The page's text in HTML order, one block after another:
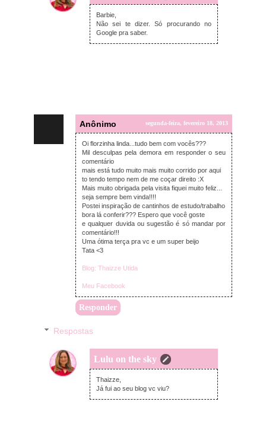
terça-feira, fevereiro 19, 2013
Barbie,
Não sei te dizer. Só procurando no
Google pra saber.
Anônimo segunda-feira, fevereiro 18, 2013
Oi florzinha linda...tudo bem com vocês???
Mil desculpas pela demora em responder o seu
comentário
mais está tudo muito mais muito corrido por aqui
to tendo tempo nem de me coçar direito :X
Mais muito obrigada pela visita fiquei muito feliz...
seja sempre bem vinda!!!!
Postei inspiração de cantinhos de estudo/trabalho
bora lá conferir??? Espero que você goste
e qualquer duvida ou sugestão é só mandar por
comentário!!!
Uma ótima terça pra vc e um super beijo
Tata <3
Blog: Thaizze Utida
Meu Facebook
Responder
Respostas
Lulu on the sky
terça-feira, fevereiro 19, 2013
Thaizze,
Já fui ao seu blog vc viu?